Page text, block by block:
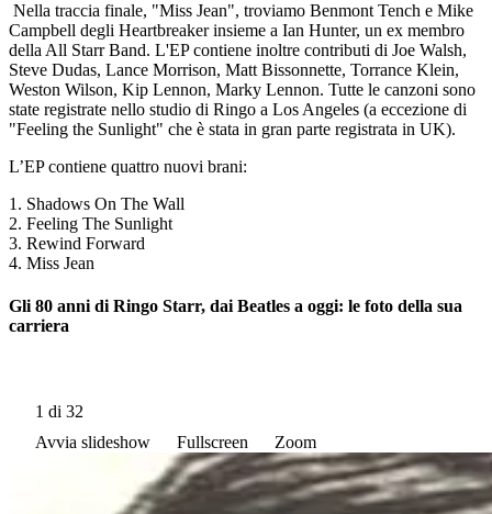
Nella traccia finale, "Miss Jean", troviamo Benmont Tench e Mike
Campbell degli Heartbreaker insieme a Ian Hunter, un ex membro
della All Starr Band. L'EP contiene inoltre contributi di Joe Walsh,
Steve Dudas, Lance Morrison, Matt Bissonnette, Torrance Klein,
Weston Wilson, Kip Lennon, Marky Lennon. Tutte le canzoni sono
state registrate nello studio di Ringo a Los Angeles (a eccezione di
"Feeling the Sunlight" che è stata in gran parte registrata in UK).
L’EP contiene quattro nuovi brani:
1. Shadows On The Wall
2. Feeling The Sunlight
3. Rewind Forward
4. Miss Jean
Gli 80 anni di Ringo Starr, dai Beatles a oggi: le foto della sua
carriera
1 di 32
Avvia slideshow
Fullscreen Zoom